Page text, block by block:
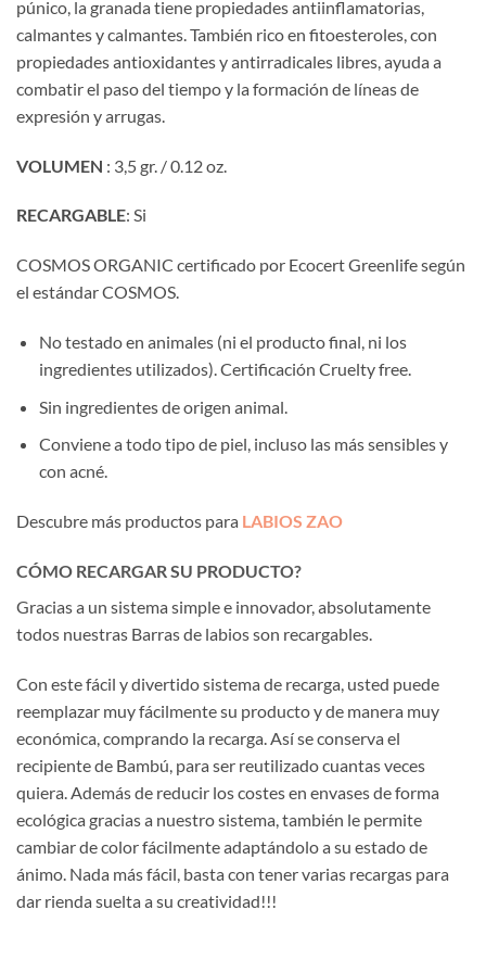
púnico, la granada tiene propiedades antiinflamatorias,
calmantes y calmantes. También rico en fitoesteroles, con
propiedades antioxidantes y antirradicales libres, ayuda a
combatir el paso del tiempo y la formación de líneas de
expresión y arrugas.
VOLUMEN : 3,5 gr. / 0.12 oz.
RECARGABLE: Si
COSMOS ORGANIC certificado por Ecocert Greenlife según
el estándar COSMOS.
No testado en animales (ni el producto final, ni los
ingredientes utilizados). Certificación Cruelty free.
Sin ingredientes de origen animal.
Conviene a todo tipo de piel, incluso las más sensibles y
con acné.
Descubre más productos para LABIOS ZAO
CÓMO RECARGAR SU PRODUCTO?
Gracias a un sistema simple e innovador, absolutamente
todos nuestras Barras de labios son recargables.
Con este fácil y divertido sistema de recarga, usted puede
reemplazar muy fácilmente su producto y de manera muy
económica, comprando la recarga. Así se conserva el
recipiente de Bambú, para ser reutilizado cuantas veces
quiera. Además de reducir los costes en envases de forma
ecológica gracias a nuestro sistema, también le permite
cambiar de color fácilmente adaptándolo a su estado de
ánimo. Nada más fácil, basta con tener varias recargas para
dar rienda suelta a su creatividad!!!